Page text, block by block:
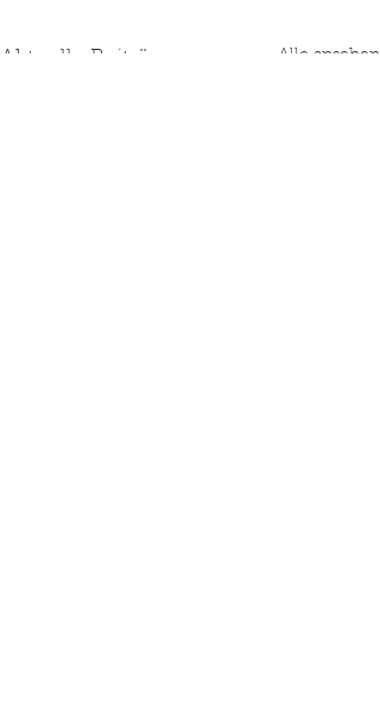
Aktuelle Beiträge Alle ansehen